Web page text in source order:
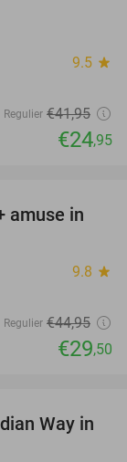
9.5 star
Regulier €41,95
€24,95
34%
amuse in
9.8 star
Regulier €44,95
€29,50
35%
Way in